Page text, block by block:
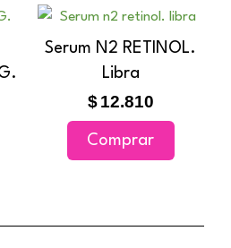
Serum N2 RETINOL.
Libra
$ 12.810
Comprar